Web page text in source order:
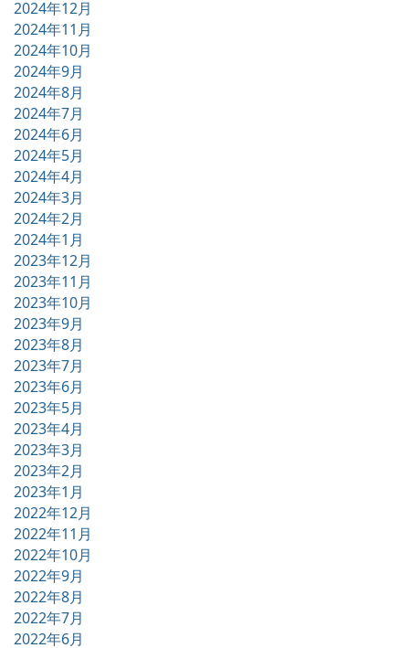
2024年12月
2024年11月
2024年10月
2024年9月
2024年8月
2024年7月
2024年6月
2024年5月
2024年4月
2024年3月
2024年2月
2024年1月
2023年12月
2023年11月
2023年10月
2023年9月
2023年8月
2023年7月
2023年6月
2023年5月
2023年4月
2023年3月
2023年2月
2023年1月
2022年12月
2022年11月
2022年10月
2022年9月
2022年8月
2022年7月
2022年6月